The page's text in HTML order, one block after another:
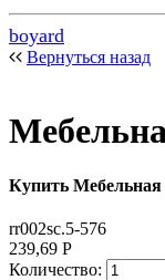
boyard
Вернуться назад
Купить Мебельная
rr002sc.5-576
239,69 Р
Количество: